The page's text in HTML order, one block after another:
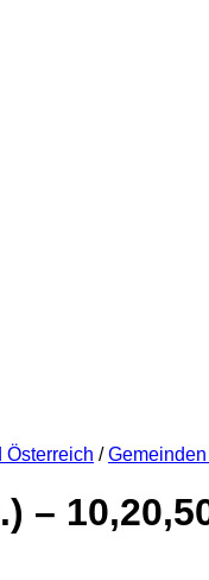
Österreich / Gemeinden
–